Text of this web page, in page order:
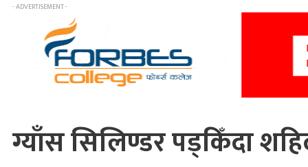
- ADVERTISEMENT -
ग्याँस सिलिण्डर पड्किँदा